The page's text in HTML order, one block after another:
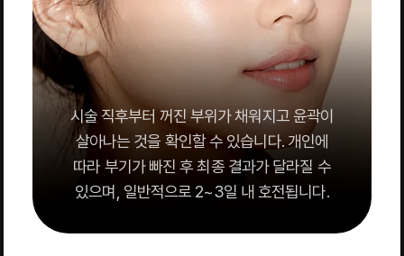
시술 직후부터 꺼진 부위가 채워지고 윤곽이
살아나는 것을 확인할 수 있습니다. 개인에
따라 부기가 빠진 후 최종 결과가 달라질 수
있으며, 일반적으로 2~3일 내 호전됩니다.